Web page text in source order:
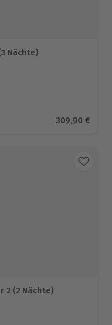
Nächte)
auf 4 BewertungenAktueller
309,90 €
2 (2 Nächte)